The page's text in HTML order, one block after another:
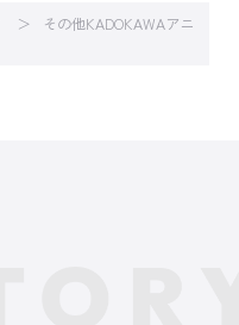
その他KADOKAWAアニ